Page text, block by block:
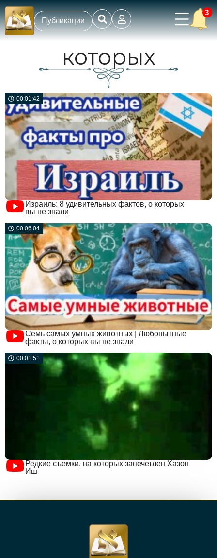
Публикации
3
которых
00:01:42
Израиль: 8 удивительных фактов, о которых
вы не знали
00:06:04
Семь самых умных животных | Любопытные
факты, о которых вы не знали
00:01:51
Редкие съемки, на которых запечетлен Хазон
Иш